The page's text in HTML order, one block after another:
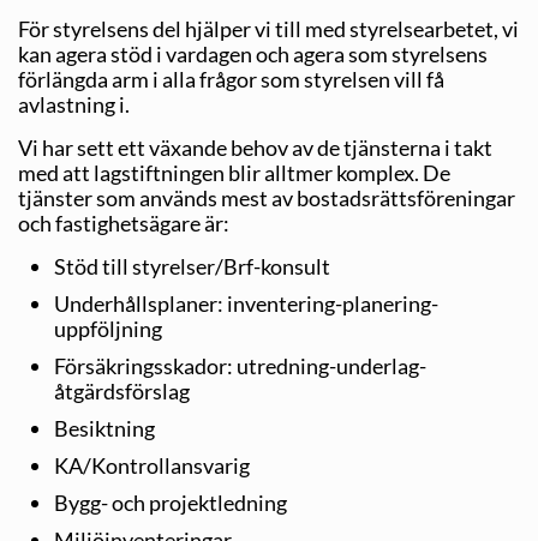
För styrelsens del hjälper vi till med styrelsearbetet, vi
kan agera stöd i vardagen och agera som styrelsens
förlängda arm i alla frågor som styrelsen vill få
avlastning i.
Vi har sett ett växande behov av de tjänsterna i takt
med att lagstiftningen blir alltmer komplex. De
tjänster som används mest av bostadsrättsföreningar
och fastighetsägare är:
Stöd till styrelser/Brf-konsult
Underhållsplaner: inventering-planering-
uppföljning
Försäkringsskador: utredning-underlag-
åtgärdsförslag
Besiktning
KA/Kontrollansvarig
Bygg- och projektledning